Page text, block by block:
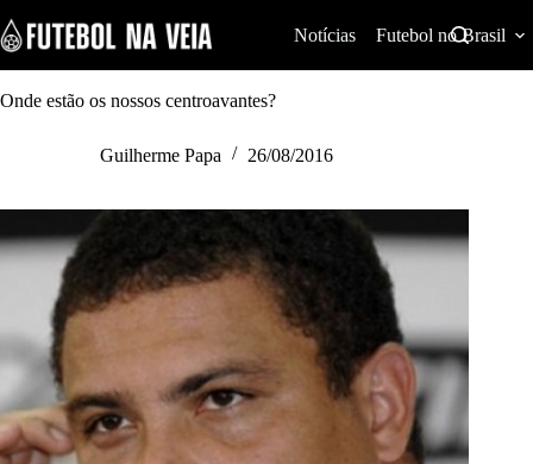
k
i
p
t
n
Notícias Futebol no Brasil
Onde estão os nossos centroavantes?
Guilherme Papa 26/08/2016